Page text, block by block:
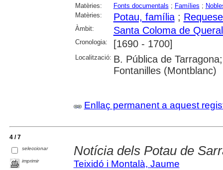
Matèries: Fonts documentals ; Famílies ;
Matèries:
Potau, família;
Àmbit: Santa Coloma de
Cronologia: [1690 - 1700]
Localització: B. Pública de
Fontanilles (Montblanc)
Enllaç permanent a aquest
4 / 7
seleccionar
imprimir
Notícia dels Potau de
Teixidó i Montalà, Jaume